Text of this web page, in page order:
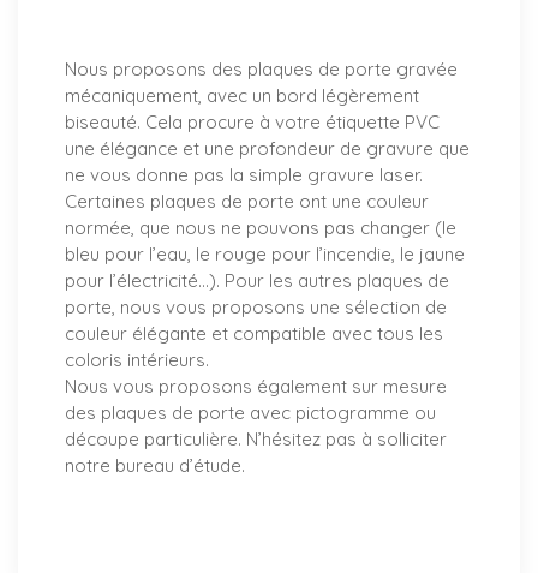
Nous proposons des plaques de porte gravée
mécaniquement, avec un bord légèrement
biseauté. Cela procure à votre étiquette PVC
une élégance et une profondeur de gravure que
ne vous donne pas la simple gravure laser.
Certaines plaques de porte ont une couleur
normée, que nous ne pouvons pas changer (le
bleu pour l’eau, le rouge pour l’incendie, le jaune
pour l’électricité…). Pour les autres plaques de
porte, nous vous proposons une sélection de
couleur élégante et compatible avec tous les
coloris intérieurs.
Nous vous proposons également sur mesure
des plaques de porte avec pictogramme ou
découpe particulière. N’hésitez pas à solliciter
notre bureau d’étude.